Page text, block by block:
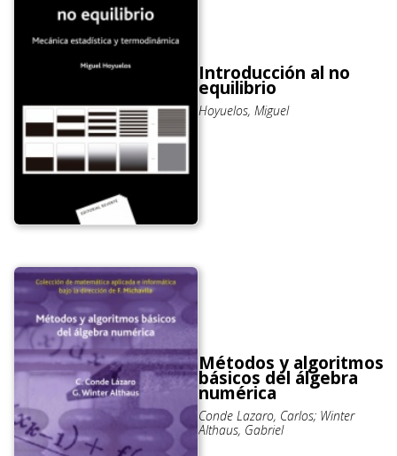
Introducción al no
equilibrio
Hoyuelos, Miguel
Métodos y algoritmos
básicos del álgebra
numérica
Conde Lazaro, Carlos; Winter
Althaus, Gabriel